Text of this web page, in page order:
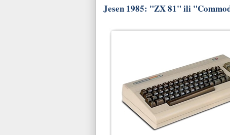
Jesen 1985: "ZX 81" ili